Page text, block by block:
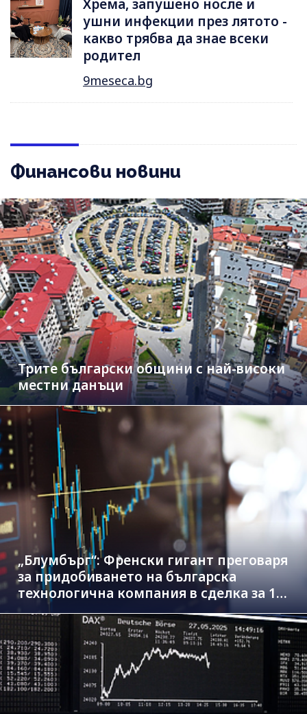
Хрема, запушено носле и
ушни инфекции през лятотo -
какво трябва да знае всеки
родител
9meseca.bg
Финансови новини
Трите български общини с най-високи
местни данъци
„Блумбърг“: Френски гигант преговаря
за придобиването на българска
технологична компания в сделка за 1.3
млрд. евро